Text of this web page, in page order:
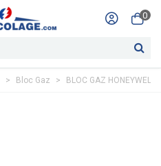
0
> Bloc Gaz > BLOC GAZ